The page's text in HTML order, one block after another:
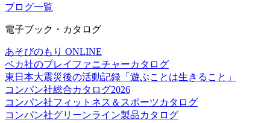
ブログ一覧
電子ブック・カタログ
あそびのもり ONLINE
ベカ社のプレイファニチャーカタログ
東日本大震災後の活動記録「遊ぶことは生きること」
コンパン社総合カタログ2026
コンパン社フィットネス＆スポーツカタログ
コンパン社グリーンライン製品カタログ